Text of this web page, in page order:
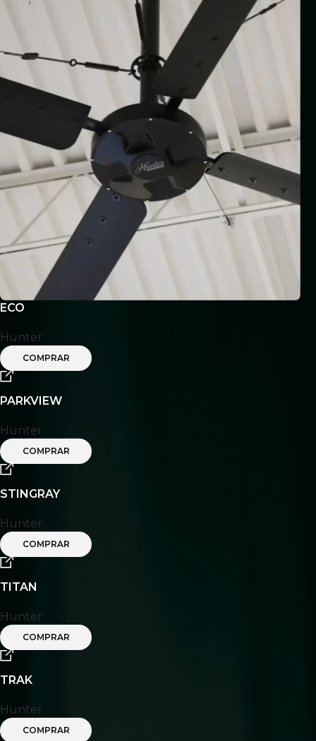
ECO
Hunter
COMPRAR
PARKVIEW
Hunter
COMPRAR
STINGRAY
Hunter
COMPRAR
TITAN
Hunter
COMPRAR
TRAK
Hunter
COMPRAR